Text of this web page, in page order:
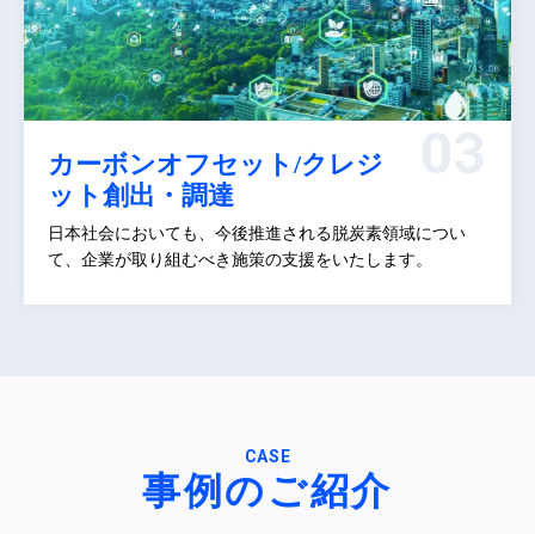
カーボンオフセット/クレジ
ット創出・調達
日本社会においても、今後推進される脱炭素領域につい
て、企業が取り組むべき施策の支援をいたします。
CASE
事例のご紹介